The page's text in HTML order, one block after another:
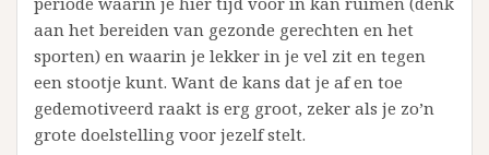
aan het bereiden van gezonde gerechten en het
sporten) en waarin je lekker in je vel zit en tegen
een stootje kunt. Want de kans dat je af en toe
gedemotiveerd raakt is erg groot, zeker als je zo’n
grote doelstelling voor jezelf stelt.